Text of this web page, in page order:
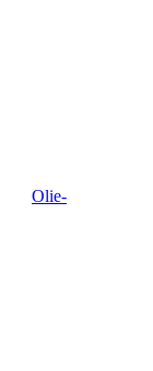
Olie-